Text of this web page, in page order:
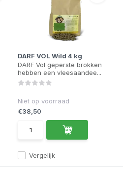
DARF VOL Wild 4 kg
DARF Vol geperste brokken
hebben een vleesaandee...
Vergelijk
Niet op voorraad
€38,50